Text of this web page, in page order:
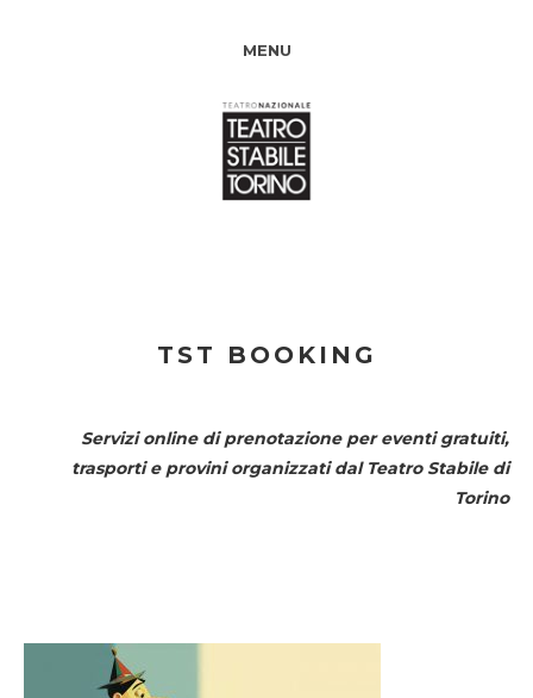
MENU
TST BOOKING
Servizi online di prenotazione per eventi gratuiti,
trasporti e provini organizzati dal Teatro Stabile di
Torino